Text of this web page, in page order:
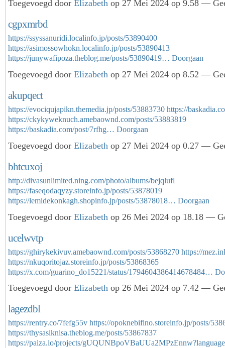
Toegevoegd door Elizabeth op 27 Mei 2024 op 9.58 —
cgpxmrbd
https://ssyssanuridi.localinfo.jp/posts/53890400
https://asimossowhokn.localinfo.jp/posts/53890413
https://junywafipoza.theblog.me/posts/53890419… Doorgaan
Toegevoegd door Elizabeth op 27 Mei 2024 op 8.52 —
akupqect
https://evociqujapikn.themedia.jp/posts/53883730 https://
https://ckykyweknuch.amebaownd.com/posts/53883819
https://baskadia.com/post/7rfhg… Doorgaan
Toegevoegd door Elizabeth op 27 Mei 2024 op 0.27 —
bhtcuxoj
http://divasunlimited.ning.com/photo/albums/bejqlufl
https://faseqodaqyzy.storeinfo.jp/posts/53878019
https://lemidekonkagh.shopinfo.jp/posts/53878018… Doorgaan
Toegevoegd door Elizabeth op 26 Mei 2024 op 18.18 —
ucelwvtp
https://ghirykekivuv.amebaownd.com/posts/53868270 https://
https://nkuqoritojaz.storeinfo.jp/posts/53868365
https://x.com/guarino_do15221/status/1794604386414678484…
Toegevoegd door Elizabeth op 26 Mei 2024 op 7.42 —
lagezdbl
https://rentry.co/7fefg55v https://opoknebifino.storeinfo.jp/posts/
https://thysasiknisa.theblog.me/posts/53867837
https://paiza.io/projects/